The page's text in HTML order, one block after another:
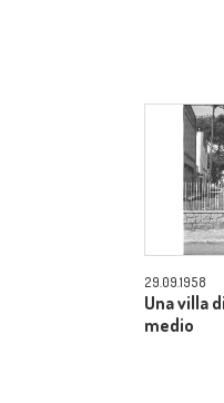
29.09.1958
Una villa
medio